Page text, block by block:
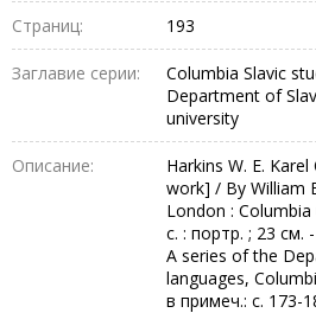
Страниц: 193
Заглавие серии:
Columbia Slavic
Department of
university
Описание:
Harkins W. E.
work] / By William
London : Columbia
с. : портр. ; 23 см.
A series of the
languages,
в примеч.: с. 173-